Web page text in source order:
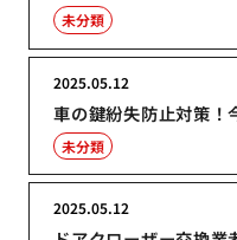
未分類
車の鍵紛失防止対策！
2025.05.12
未分類
2025.05.12